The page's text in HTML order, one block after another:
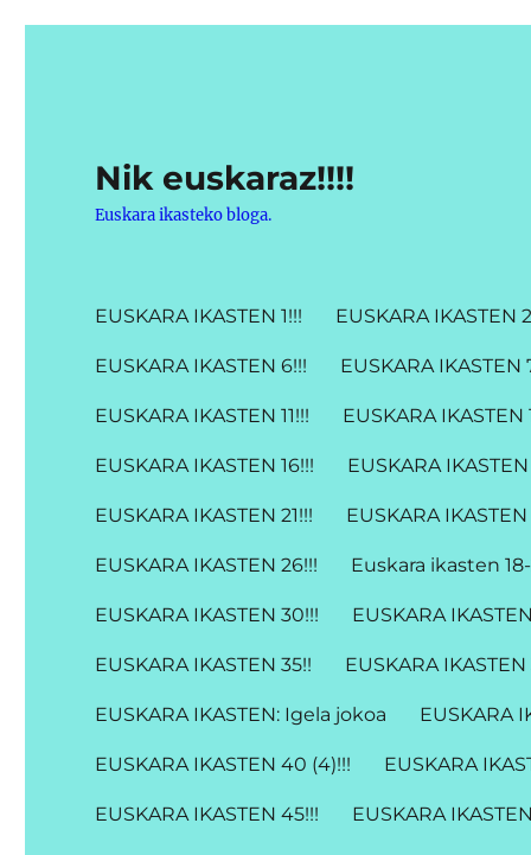
Nik euskaraz!!!!
Euskara ikasteko bloga.
EUSKARA IKASTEN 1!!! EUSKARA IKASTEN
EUSKARA IKASTEN 6!!! EUSKARA IKASTEN
EUSKARA IKASTEN 11!!! EUSKARA IKASTEN
EUSKARA IKASTEN 16!!! EUSKARA IKASTEN
EUSKARA IKASTEN 21!!! EUSKARA IKASTEN
EUSKARA IKASTEN 26!!! Euskara ikasten
EUSKARA IKASTEN 30!!! EUSKARA
EUSKARA IKASTEN 35!! EUSKARA IKASTEN
EUSKARA IKASTEN: Igela jokoa EUSKARA
EUSKARA IKASTEN 40 (4)!!! EUSKARA
EUSKARA IKASTEN 45!!! EUSKARA